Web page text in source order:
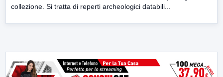
collezione. Si tratta di reperti archeologici databili...